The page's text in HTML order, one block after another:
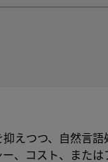
えつつ、自然言
、コスト、また